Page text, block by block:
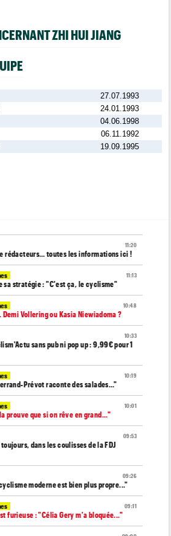
ZHI HUI JIANG
27.07.1993
24.01.1993
04.06.1998
06.11.1992
19.09.1995
11:20
rédacteurs… toutes les informations ici !
11:13
sa stratégie : "C'est ça, le cyclisme"
10:48
Vollering ou Kasia Niewiadoma ?
10:33
sans pub ni pop up : 9,99€ pour 1
10:19
Prévot raconte des salades…"
10:01
prouve que si on rêve en grand..."
09:53
dans les coulisses de la FDJ
09:26
moderne est bien plus propre..."
09:11
furieuse : "Célia Gery m'a bloquée..."